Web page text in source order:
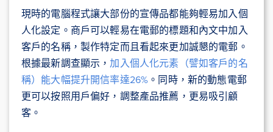
現時的電腦程式讓大部份的宣傳品都能夠輕易加入個
人化設定。商戶可以輕易在電郵的標題和內文中加入
客戶的名稱，製作特定而且看起來更加誠懇的電郵。
根據最新調查顯示，加入個人化元素（譬如客戶的名
稱）能大幅提升開信率達26% 。同時，新的動態電郵
更可以按照用戶偏好，調整產品推薦，更易吸引顧
客。